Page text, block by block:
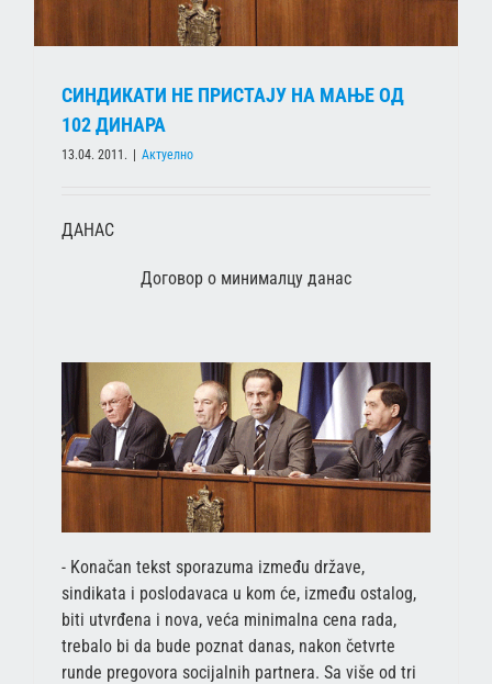
СИНДИКАТИ НЕ ПРИСТАЈУ НА МАЊЕ ОД
102 ДИНАРА
13.04. 2011. Актуелно
ДАНАС
Договор о минималцу данас
- Konačan tekst sporazuma između države,
sindikata i poslodavaca u kom će, između ostalog,
biti utvrđena i nova, veća minimalna cena rada,
trebalo bi da bude poznat danas, nakon četvrte
runde pregovora socijalnih partnera. Sa više od tri